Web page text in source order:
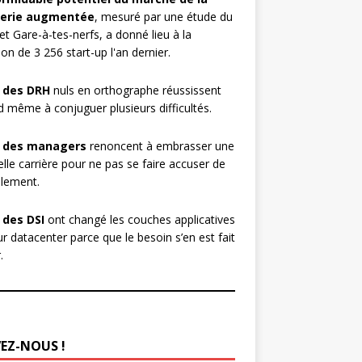
augmentée, mesuré par une étude du
Gare-à-tes-nerfs, a donné lieu à la
de 3 256 start-up l'an dernier.
DRH nuls en orthographe réussissent
même à conjuguer plusieurs difficultés.
des managers renoncent à embrasser une
carrière pour ne pas se faire accuser de
DSI ont changé les couches applicatives
datacenter parce que le besoin s’en est fait
NOUS !